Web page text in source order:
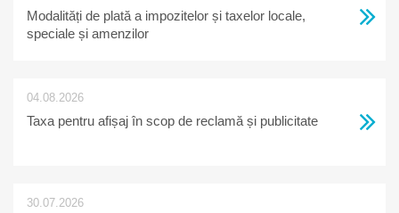
Modalități de plată a impozitelor și taxelor locale,
speciale și amenzilor
04.08.2026
Taxa pentru afișaj în scop de reclamă și publicitate
30.07.2026